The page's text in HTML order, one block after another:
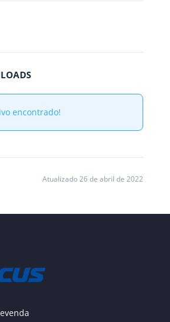
encontrado!
Atualizado 26 de abril de 2022